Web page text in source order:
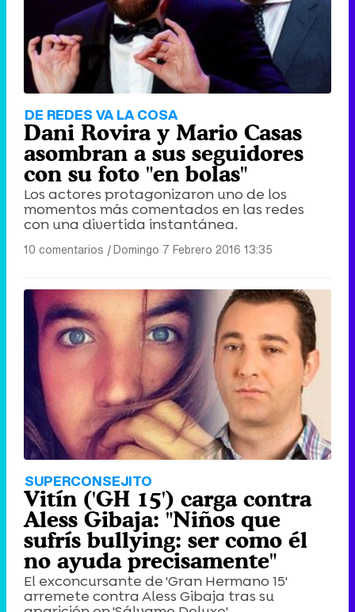
DE REDES VA LA COSA
Dani Rovira y Mario Casas
asombran a sus seguidores
con su foto "en bolas"
Los actores protagonizaron uno de los
momentos más comentados en las redes
con una divertida instantánea.
10 comentarios |Domingo 7 Febrero 2016 13:35
SUPERCONSEJITO
Vitín ('GH 15') carga contra
Aless Gibaja: "Niños que
sufrís bullying: ser como él
no ayuda precisamente"
El exconcursante de 'Gran Hermano 15'
arremete contra Aless Gibaja tras su